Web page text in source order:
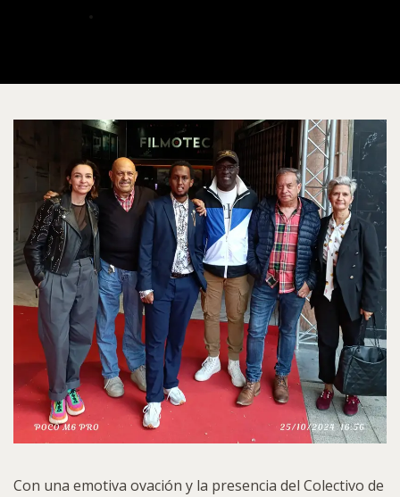
Con una emotiva ovación y la presencia del Colectivo de